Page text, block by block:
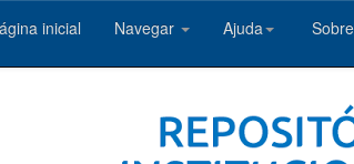
inicial Navegar Ajuda